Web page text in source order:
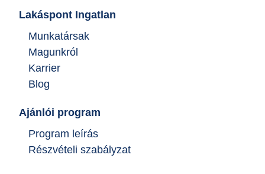
Lakáspont Ingatlan
Munkatársak
Magunkról
Karrier
Blog
Ajánlói program
Program leírás
Részvételi szabályzat